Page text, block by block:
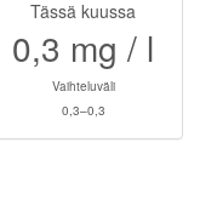
Tässä kuussa
0,3 mg / l
Vaihteluväli
0,3–0,3